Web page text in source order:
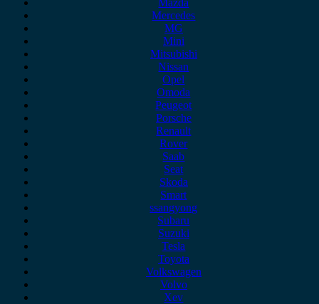
Mazda
Mercedes
MG
Mini
Mitsubishi
Nissan
Opel
Omoda
Peugeot
Porsche
Renault
Rover
Saab
Seat
Skoda
Smart
ssangyong
Subaru
Suzuki
Tesla
Toyota
Volkswagen
Volvo
Xev